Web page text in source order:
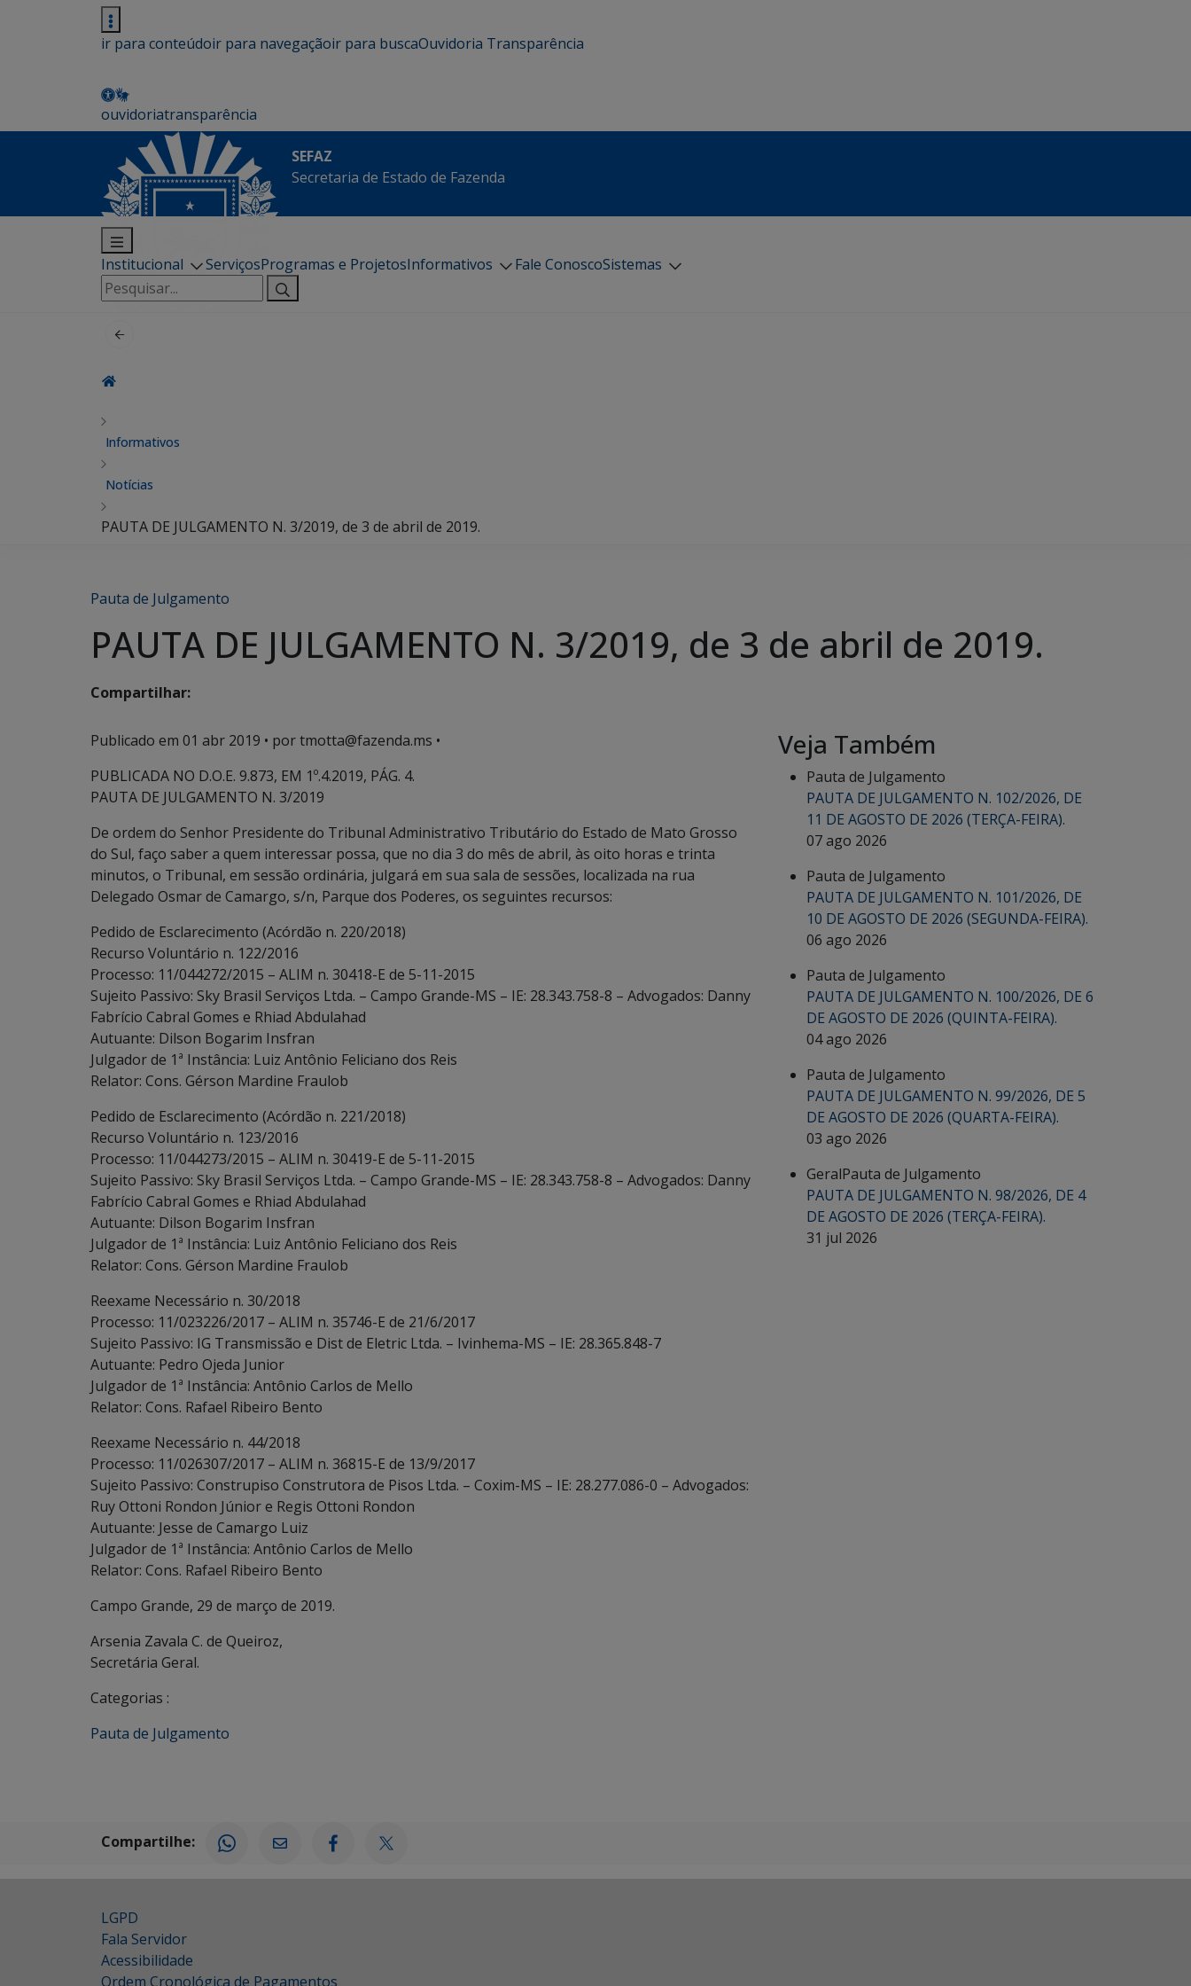
ir para conteúdoir para navegaçãoir para buscaOuvidoria Transparência
ouvidoriatransparência
SEFAZ
Secretaria de Estado de Fazenda
Institucional ServiçosProgramas e ProjetosInformativos Fale ConoscoSistemas
Pesquisar
por:
Informativos
Notícias
PAUTA DE JULGAMENTO N. 3/2019, de 3 de abril de 2019.
Pauta de Julgamento
PAUTA DE JULGAMENTO N. 3/2019, de 3 de abril de 2019.
Compartilhar:
Publicado em 01 abr 2019 • por tmotta@fazenda.ms •
PUBLICADA NO D.O.E. 9.873, EM 1º.4.2019, PÁG. 4.
PAUTA DE JULGAMENTO N. 3/2019
De ordem do Senhor Presidente do Tribunal Administrativo Tributário do Estado de Mato Grosso
do Sul, faço saber a quem interessar possa, que no dia 3 do mês de abril, às oito horas e trinta
minutos, o Tribunal, em sessão ordinária, julgará em sua sala de sessões, localizada na rua
Delegado Osmar de Camargo, s/n, Parque dos Poderes, os seguintes recursos:
Pedido de Esclarecimento (Acórdão n. 220/2018)
Recurso Voluntário n. 122/2016
Processo: 11/044272/2015 – ALIM n. 30418-E de 5-11-2015
Sujeito Passivo: Sky Brasil Serviços Ltda. – Campo Grande-MS – IE: 28.343.758-8 – Advogados: Danny
Fabrício Cabral Gomes e Rhiad Abdulahad
Autuante: Dilson Bogarim Insfran
Julgador de 1ª Instância: Luiz Antônio Feliciano dos Reis
Relator: Cons. Gérson Mardine Fraulob
Pedido de Esclarecimento (Acórdão n. 221/2018)
Recurso Voluntário n. 123/2016
Processo: 11/044273/2015 – ALIM n. 30419-E de 5-11-2015
Sujeito Passivo: Sky Brasil Serviços Ltda. – Campo Grande-MS – IE: 28.343.758-8 – Advogados: Danny
Fabrício Cabral Gomes e Rhiad Abdulahad
Autuante: Dilson Bogarim Insfran
Julgador de 1ª Instância: Luiz Antônio Feliciano dos Reis
Relator: Cons. Gérson Mardine Fraulob
Reexame Necessário n. 30/2018
Processo: 11/023226/2017 – ALIM n. 35746-E de 21/6/2017
Sujeito Passivo: IG Transmissão e Dist de Eletric Ltda. – Ivinhema-MS – IE: 28.365.848-7
Autuante: Pedro Ojeda Junior
Julgador de 1ª Instância: Antônio Carlos de Mello
Relator: Cons. Rafael Ribeiro Bento
Reexame Necessário n. 44/2018
Processo: 11/026307/2017 – ALIM n. 36815-E de 13/9/2017
Sujeito Passivo: Construpiso Construtora de Pisos Ltda. – Coxim-MS – IE: 28.277.086-0 – Advogados:
Ruy Ottoni Rondon Júnior e Regis Ottoni Rondon
Autuante: Jesse de Camargo Luiz
Julgador de 1ª Instância: Antônio Carlos de Mello
Relator: Cons. Rafael Ribeiro Bento
Campo Grande, 29 de março de 2019.
Arsenia Zavala C. de Queiroz,
Secretária Geral.
Categorias :
Pauta de Julgamento
Veja Também
Pauta de Julgamento
PAUTA DE JULGAMENTO N. 102/2026, DE
11 DE AGOSTO DE 2026 (TERÇA-FEIRA).
07 ago 2026
Pauta de Julgamento
PAUTA DE JULGAMENTO N. 101/2026, DE
10 DE AGOSTO DE 2026 (SEGUNDA-FEIRA).
06 ago 2026
Pauta de Julgamento
PAUTA DE JULGAMENTO N. 100/2026, DE 6
DE AGOSTO DE 2026 (QUINTA-FEIRA).
04 ago 2026
Pauta de Julgamento
PAUTA DE JULGAMENTO N. 99/2026, DE 5
DE AGOSTO DE 2026 (QUARTA-FEIRA).
03 ago 2026
GeralPauta de Julgamento
PAUTA DE JULGAMENTO N. 98/2026, DE 4
DE AGOSTO DE 2026 (TERÇA-FEIRA).
31 jul 2026
Compartilhe:
LGPD
Fala Servidor
Acessibilidade
Ordem Cronológica de Pagamentos